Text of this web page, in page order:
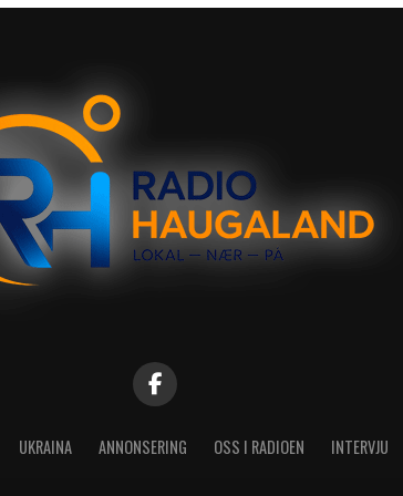
UKRAINA ANNONSERING OSS I RADIOEN INTERVJU